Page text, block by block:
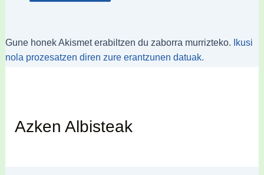
Gune honek Akismet erabiltzen du zaborra murrizteko.
Ikusi
nola prozesatzen diren zure erantzunen datuak.
Azken Albisteak